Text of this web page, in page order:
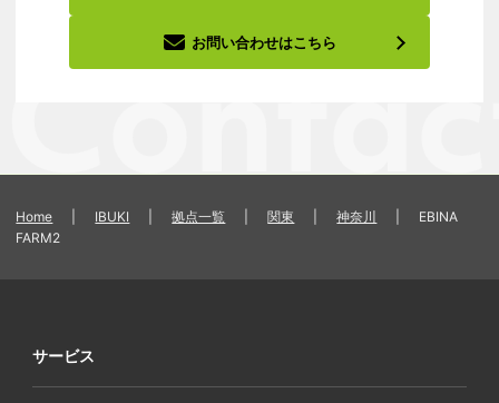
お問い合わせはこちら
Home IBUKI 拠点一覧 関東 神奈川
EBINA
FARM2
サービス